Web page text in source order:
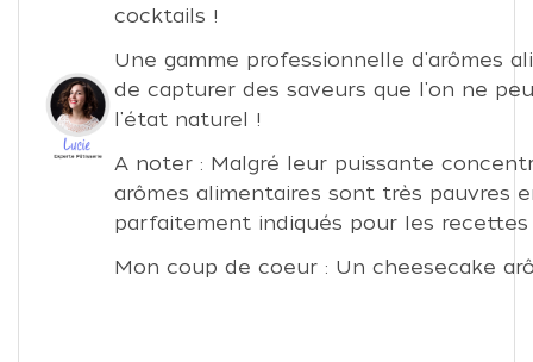
cocktails !
Une gamme professionnelle d'arômes
de capturer des saveurs que l'on ne
l'état naturel !
A noter : Malgré leur puissante
arômes alimentaires sont très pauvres
parfaitement indiqués pour les
Mon coup de coeur : Un cheesecake